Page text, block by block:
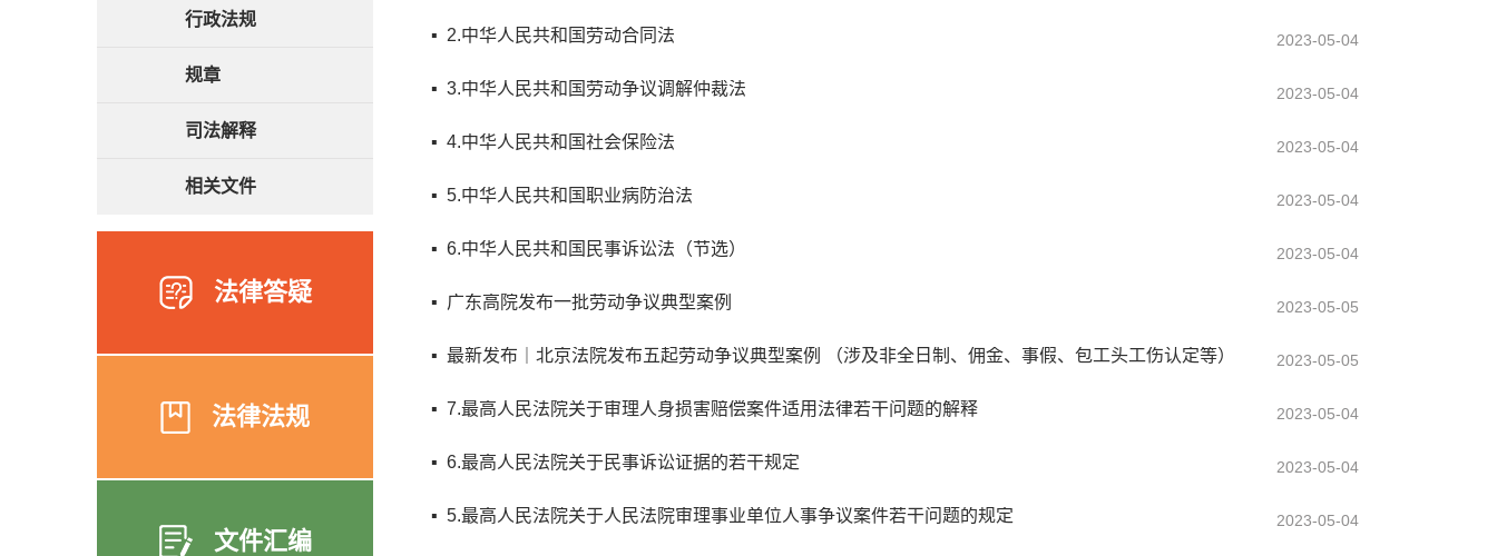
行政法规
规章
司法解释
相关文件
法律答疑
法律法规
文件汇编
▪ 2.中华人民共和国劳动合同法 2023-05-04
▪ 3.中华人民共和国劳动争议调解仲裁法 2023-05-04
▪ 4.中华人民共和国社会保险法 2023-05-04
▪ 5.中华人民共和国职业病防治法 2023-05-04
▪ 6.中华人民共和国民事诉讼法（节选） 2023-05-04
▪ 广东高院发布一批劳动争议典型案例 2023-05-05
▪ 最新发布｜北京法院发布五起劳动争议典型案例 （涉及非全日制、佣金、事假、包工头工伤认定等） 2023-05-05
▪ 7.最高人民法院关于审理人身损害赔偿案件适用法律若干问题的解释 2023-05-04
▪ 6.最高人民法院关于民事诉讼证据的若干规定 2023-05-04
▪ 5.最高人民法院关于人民法院审理事业单位人事争议案件若干问题的规定 2023-05-04